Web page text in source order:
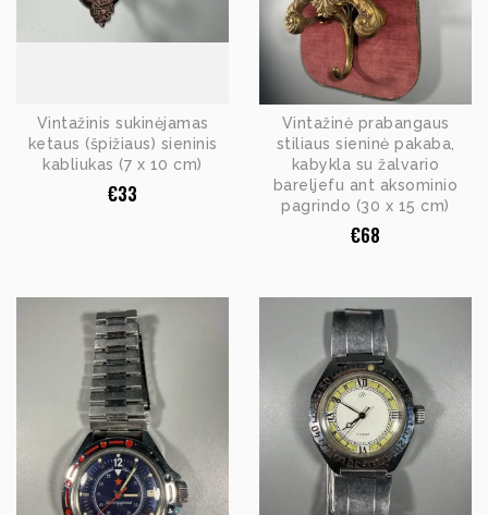
Vintažinis sukinėjamas
ketaus (špižiaus) sieninis
kabliukas (7 x 10 cm)
€33
Vintažinė prabangaus
stiliaus sieninė pakaba,
kabykla su žalvario
bareljefu ant aksominio
pagrindo (30 x 15 cm)
€68